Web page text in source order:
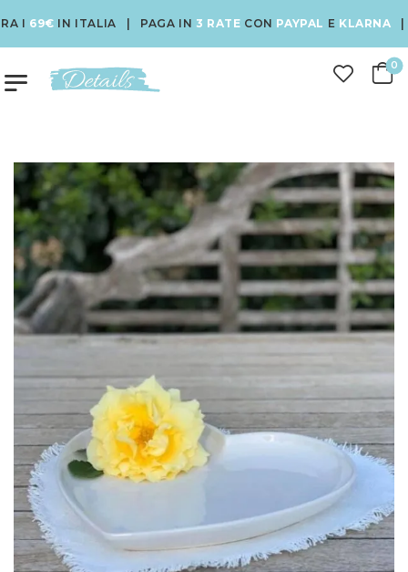
69€ IN ITALIA | PAGA IN3 RATECONPAYPALEKLARNA| USA
0